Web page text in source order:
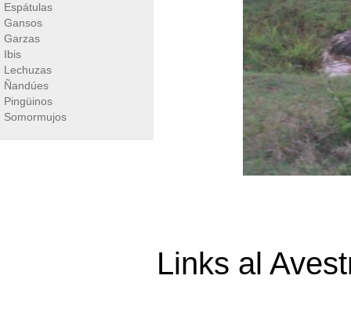
Espátulas
Gansos
Garzas
Ibis
Lechuzas
Ñandúes
Pingüinos
Somormujos
Links al